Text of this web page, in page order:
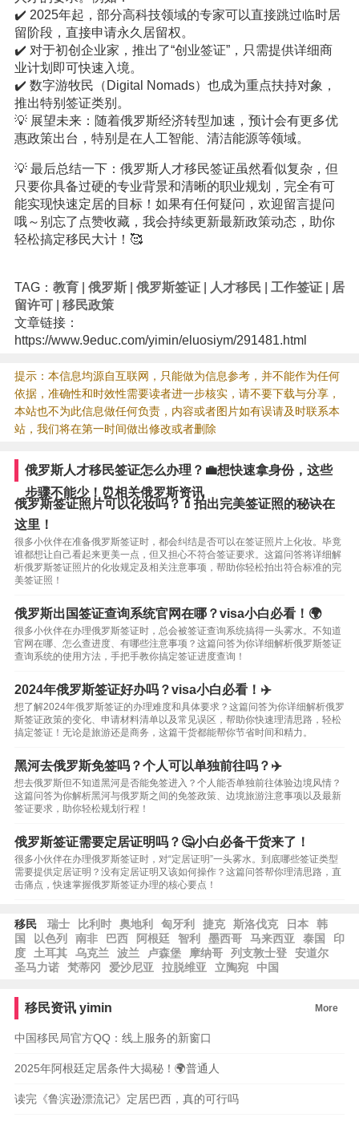
✔️ 2025年起，部分高科技领域的专家可以直接跳过临时居
留阶段，直接申请永久居留权。
✔️ 对于初创企业家，推出了“创业签证”，只需提供详细商
业计划即可快速入境。
✔️ 数字游牧民（Digital Nomads）也成为重点扶持对象，
推出特别签证类别。
💡 展望未来：随着俄罗斯经济转型加速，预计会有更多优
惠政策出台，特别是在人工智能、清洁能源等领域。
💡 最后总结一下：俄罗斯人才移民签证虽然看似复杂，但
只要你具备过硬的专业背景和清晰的职业规划，完全有可
能实现快速定居的目标！如果有任何疑问，欢迎留言提问
哦～别忘了点赞收藏，我会持续更新最新政策动态，助你
轻松搞定移民大计！🥰
TAG： 教育| 俄罗斯| 俄罗斯签证| 人才移民 工作签证|
居
留许可| 移民政策
文章链接：
https://www.9educ.com/yimin/eluosiym/291481.html
提示：本信息均源自互联网，只能做为信息参考，并不能作为任何
依据，准确性和时效性需要读者进一步核实，请不要下载与分享，
本站也不为此信息做任何负责，内容或者图片如有误请及时联系本
站，我们将在第一时间做出修改或者删除
俄罗斯人才移民签证怎么办理？💼想快速拿身份，这些
步骤不能少！⏰相关俄罗斯资讯
俄罗斯签证照片可以化妆吗？💄拍出完美签证照的秘诀在
这里！
很多小伙伴在准备俄罗斯签证时，都会纠结是否可以在签证照片上化妆。毕竟
谁都想让自己看起来更美一点，但又担心不符合签证要求。这篇问答将详细解
析俄罗斯签证照片的化妆规定及相关注意事项，帮助你轻松拍出符合标准的完
美签证照！
俄罗斯出国签证查询系统官网在哪？visa小白必看！🌍
很多小伙伴在办理俄罗斯签证时，总会被签证查询系统搞得一头雾水。不知道
官网在哪、怎么查进度、有哪些注意事项？这篇问答为你详细解析俄罗斯签证
查询系统的使用方法，手把手教你搞定签证进度查询！
2024年俄罗斯签证好办吗？visa小白必看！✈️
想了解2024年俄罗斯签证的办理难度和具体要求？这篇问答为你详细解析俄罗
斯签证政策的变化、申请材料清单以及常见误区，帮助你快速理清思路，轻松
搞定签证！无论是旅游还是商务，这篇干货都能帮你节省时间和精力。
黑河去俄罗斯免签吗？个人可以单独前往吗？✈️
想去俄罗斯但不知道黑河是否能免签进入？个人能否单独前往体验边境风情？
这篇问答为你解析黑河与俄罗斯之间的免签政策、边境旅游注意事项以及最新
签证要求，助你轻松规划行程！
俄罗斯签证需要定居证明吗？🤔小白必备干货来了！
很多小伙伴在办理俄罗斯签证时，对“定居证明”一头雾水。到底哪些签证类型
需要提供定居证明？没有定居证明又该如何操作？这篇问答帮你理清思路，直
击痛点，快速掌握俄罗斯签证办理的核心要点！
移民 瑞士 比利时 奥地利 匈牙利 捷克 斯洛伐克 日本
韩
国
以色列 南非 巴西 阿根廷 智利 墨西哥 马来西亚 泰国
印
度
土耳其 乌克兰 波兰 卢森堡 摩纳哥 列支敦士登
安道尔
圣马力诺
梵蒂冈 爱沙尼亚 拉脱维亚 立陶宛 中国
移民资讯 yimin More
中国移民局官方QQ：线上服务的新窗口
2025年阿根廷定居条件大揭秘！🌍普通人
读完《鲁滨逊漂流记》定居巴西，真的可行吗